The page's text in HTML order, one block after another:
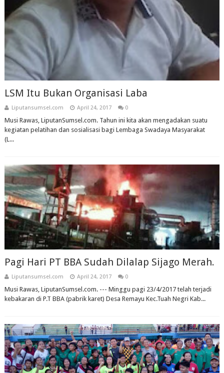
LSM Itu Bukan Organisasi Laba
Liputansumsel.com April 24, 2017 0
Musi Rawas, LiputanSumsel.com. Tahun ini kita akan mengadakan suatu
kegiatan pelatihan dan sosialisasi bagi Lembaga Swadaya Masyarakat
(L...
Pagi Hari PT BBA Sudah Dilalap Sijago Merah.
Liputansumsel.com April 24, 2017 0
Musi Rawas, LiputanSumsel.com. --- Minggu pagi 23/4/2017 telah terjadi
kebakaran di P.T BBA (pabrik karet) Desa Remayu Kec.Tuah Negri Kab...